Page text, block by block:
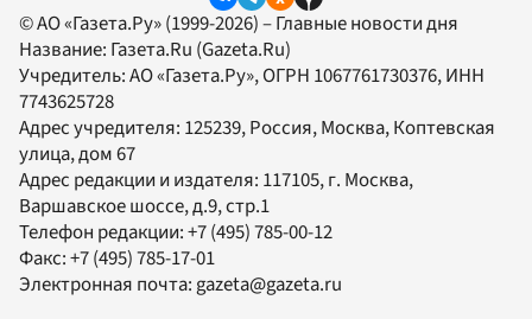
© АО «Газета.Ру» (1999-2026) – Главные новости дня
Название: Газета.Ru (Gazeta.Ru)
Учредитель:АО «Газета.Ру», ОГРН 1067761730376, ИНН
7743625728
Адрес учредителя: 125239, Россия, Москва, Коптевская
улица, дом 67
Адрес редакции и издателя: 117105, г. Москва,
Варшавское шоссе, д.9, стр.1
Телефон редакции:+7 (495) 785-00-12
Факс:+7 (495) 785-17-01
Электронная почта:gazeta@gazeta.ru